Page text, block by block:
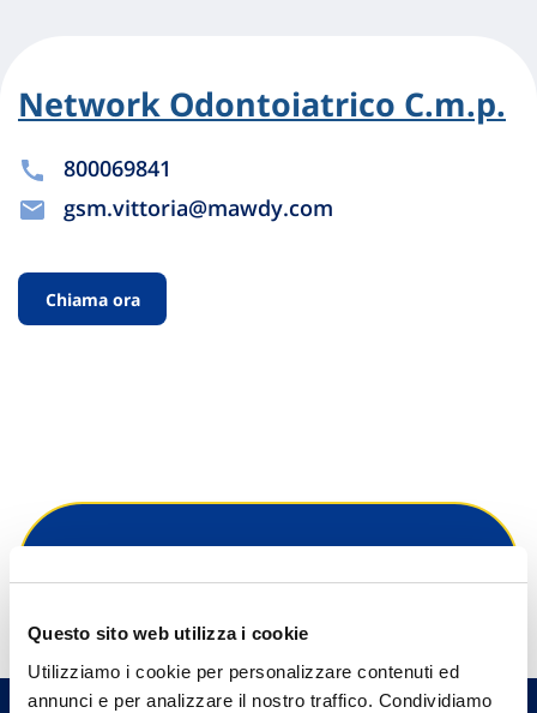
Questo sito web utilizza i cookie
Utilizziamo i cookie per personalizzare contenuti ed
annunci e per analizzare il nostro traffico. Condividiamo
Network Odontoiatrico C.m.p.
800069841
gsm.vittoria@mawdy.com
Chiama ora
Hai bisogno di
informazioni?
Trova l'Agenzia più vicina a te e parla con
un nostro Agente.